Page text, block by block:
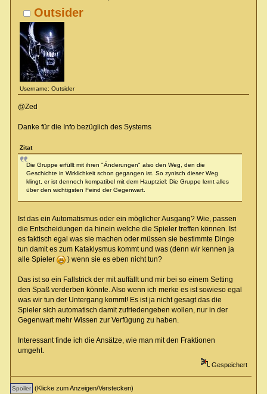
Outsider
Username: Outsider
@Zed
Danke für die Info bezüglich des Systems
Zitat
Die Gruppe erfüllt mit ihren "Änderungen" also den Weg, den die
Geschichte in Wirklichkeit schon gegangen ist. So zynisch dieser Weg
klingt, er ist dennoch kompatibel mit dem Hauptziel: Die Gruppe lernt alles
über den wichtigsten Feind der Gegenwart.
Ist das ein Automatismus oder ein möglicher Ausgang? Wie, passen
die Entscheidungen da hinein welche die Spieler treffen können. Ist
es faktisch egal was sie machen oder müssen sie bestimmte Dinge
tun damit es zum Kataklysmus kommt und was (denn wir kennen ja
alle Spieler
) wenn sie es eben nicht tun?
Das ist so ein Fallstrick der mit auffällt und mir bei so einem Setting
den Spaß verderben könnte. Also wenn ich merke es ist sowieso egal
was wir tun der Untergang kommt! Es ist ja nicht gesagt das die
Spieler sich automatisch damit zufriedengeben wollen, nur in der
Gegenwart mehr Wissen zur Verfügung zu haben.
Interessant finde ich die Ansätze, wie man mit den Fraktionen
umgeht.
Gespeichert
(Klicke zum Anzeigen/Verstecken)